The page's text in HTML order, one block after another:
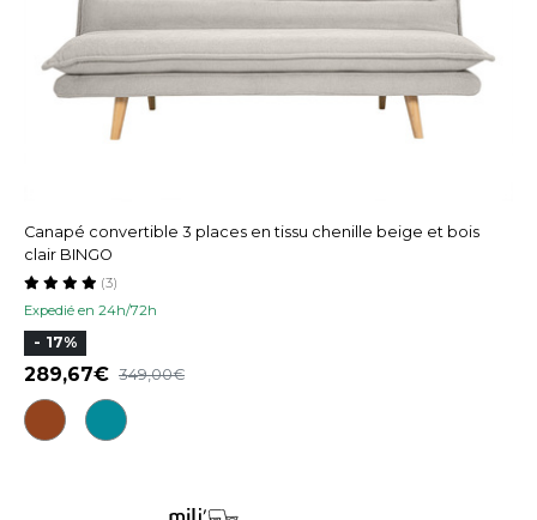
Canapé convertible 3 places en tissu chenille beige et bois
clair BINGO
Expedié en 24h/72h
(3)
- 17%
289,67 349,00